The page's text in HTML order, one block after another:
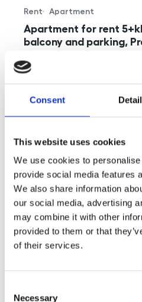
Consent
This website uses cookies
We use cookies to
provide social media features
We also share information
our social media, advertising
may combine it with other
provided to them or that
of their services.
Necessary
Apartment for rent
balcony and parking,
Offer type
Rent
Property type
Apartment
rozměry
disposition
5+kk